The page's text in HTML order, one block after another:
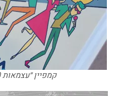
קמפיין ״עצמאות 70 למדינה״